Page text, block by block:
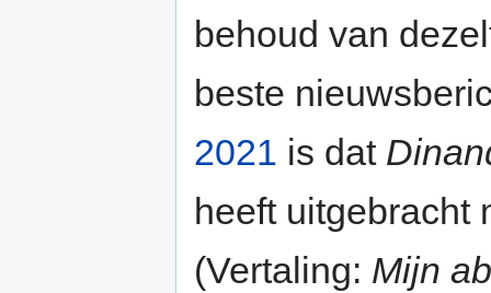
behoud van
beste
2021 is dat
heeft uitgebracht
(Vertaling: Mijn